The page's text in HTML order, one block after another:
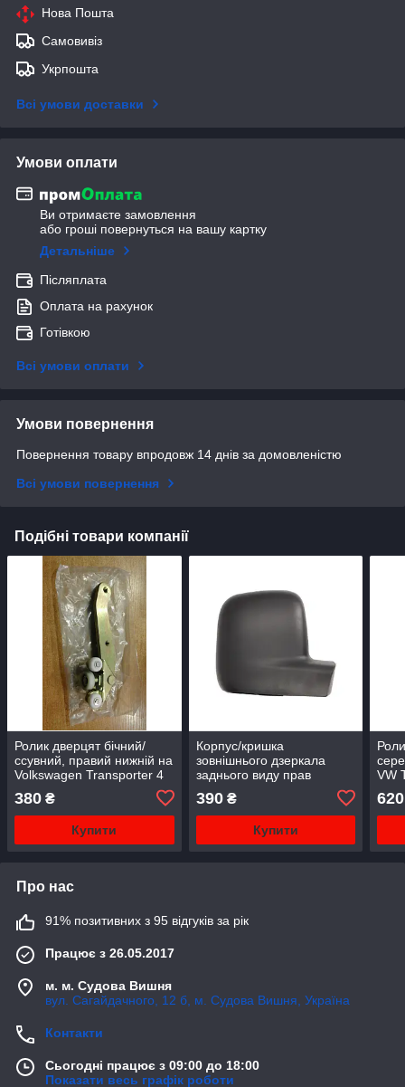
Нова Пошта
Самовивіз
Укрпошта
Всі умови доставки
Умови оплати
Ви отримаєте замовлення
або гроші повернуться на вашу картку
Детальніше
Післяплата
Оплата на рахунок
Готівкою
Всі умови оплати
Умови повернення
Повернення товару впродовж 14 днів за домовленістю
Всі умови повернення
Подібні товари компанії
Ролик дверцят бічний/
ссувний, правий нижній на
Volkswagen Transporter 4
380 ₴
Купити
Корпус/кришка
зовнішнього дзеркала
заднього виду прав
TRANSPORTER T5,Caddy
390₴
Купити
VW
620
Про нас
91% позитивних з 95 відгуків за рік
Працює з 26.05.2017
м. м. Судова Вишня
вул. Сагайдачного, 12 б, м. Судова Вишня, Україна
Контакти
Сьогодні працює з 09:00 до 18:00
Показати весь графік роботи